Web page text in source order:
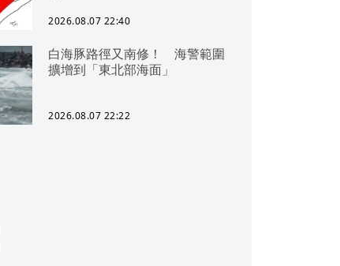
2026.08.07 22:40
白海豚路徑又南修！ 海警範圍
擴增到「東北部海面」
2026.08.07 22:22